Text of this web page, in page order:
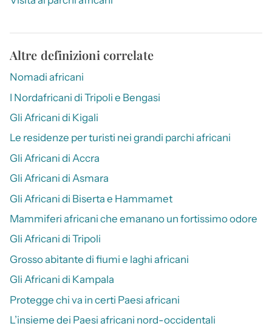
Altre definizioni correlate
Nomadi africani
I Nordafricani di Tripoli e Bengasi
Gli Africani di Kigali
Le residenze per turisti nei grandi parchi africani
Gli Africani di Accra
Gli Africani di Asmara
Gli Africani di Biserta e Hammamet
Mammiferi africani che emanano un fortissimo odore
Gli Africani di Tripoli
Grosso abitante di fiumi e laghi africani
Gli Africani di Kampala
Protegge chi va in certi Paesi africani
L’insieme dei Paesi africani nord-occidentali